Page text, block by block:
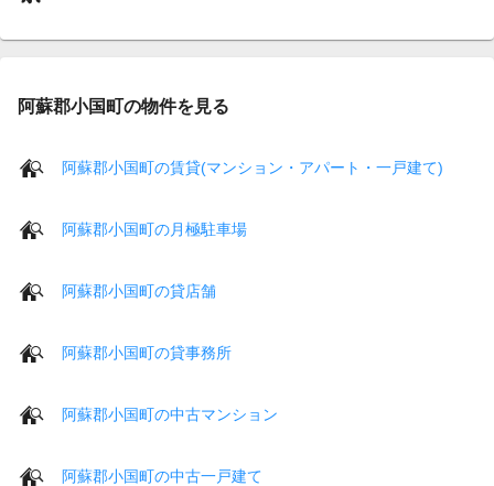
阿蘇郡小国町の物件を見る
阿蘇郡小国町の賃貸(マンション・アパート・一戸建て)
阿蘇郡小国町の月極駐車場
阿蘇郡小国町の貸店舗
阿蘇郡小国町の貸事務所
阿蘇郡小国町の中古マンション
阿蘇郡小国町の中古一戸建て